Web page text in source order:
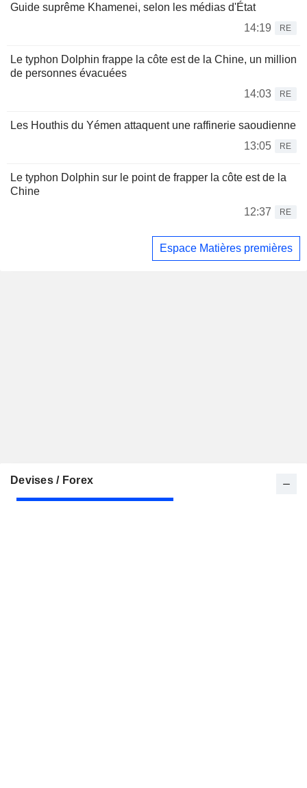
Guide suprême Khamenei, selon les médias d'État
14:19
RE
Le typhon Dolphin frappe la côte est de la Chine, un million
de personnes évacuées
14:03
RE
Les Houthis du Yémen attaquent une raffinerie saoudienne
13:05
RE
Le typhon Dolphin sur le point de frapper la côte est de la
Chine
12:37
RE
Espace Matières premières
Devises / Forex